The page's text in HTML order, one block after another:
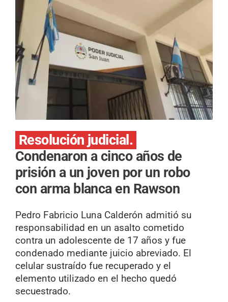
Resolución judicial.
Condenaron a cinco años de
prisión a un joven por un robo
con arma blanca en Rawson
Pedro Fabricio Luna Calderón admitió su
responsabilidad en un asalto cometido
contra un adolescente de 17 años y fue
condenado mediante juicio abreviado. El
celular sustraído fue recuperado y el
elemento utilizado en el hecho quedó
secuestrado.